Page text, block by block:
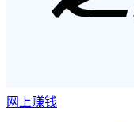
网上赚钱